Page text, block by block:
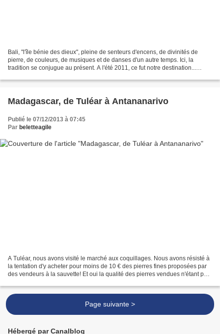
Bali, "l'île bénie des dieux", pleine de senteurs d'encens, de divinités de
pierre, de couleurs, de musiques et de danses d'un autre temps. Ici, la
tradition se conjugue au présent. A l'été 2011, ce fut notre destination...
Madagascar, de Tuléar à Antananarivo
Publié le 07/12/2013 à 07:45
Par beletteagile
A Tuléar, nous avons visité le marché aux coquillages. Nous avons résisté à
la tentation d'y acheter pour moins de 10 € des pierres fines proposées par
des vendeurs à la sauvette! Et oui la qualité des pierres vendues n'étant pas
Page suivante >
Hébergé par Canalblog